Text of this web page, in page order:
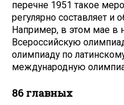
перечне 1951 такое
регулярно составляет
Например, в этом мае в
Всероссийскую
олимпиаду по
международную
86 главных